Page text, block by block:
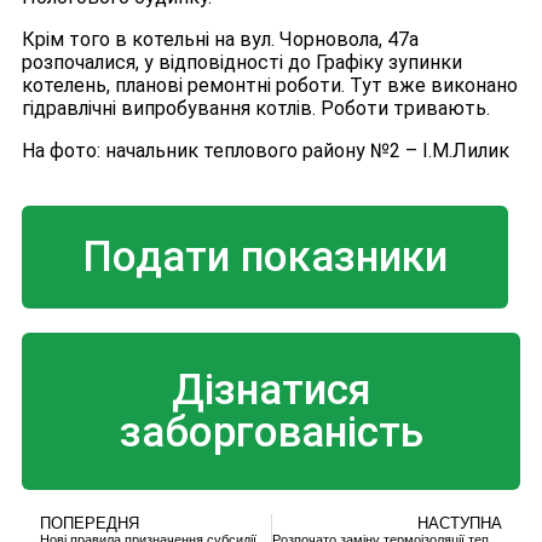
Крім того в котельні на вул. Чорновола, 47а
розпочалися, у відповідності до Графіку зупинки
котелень, планові ремонтні роботи. Тут вже виконано
гідравлічні випробування котлів. Роботи тривають.
На фото: начальник теплового району №2 – І.М.Лилик
Подати показники
Дізнатися
заборгованість
ПОПЕРЕДНЯ НАСТУПНА